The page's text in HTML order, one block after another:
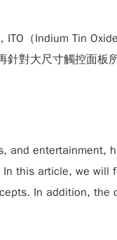
（Indium Tin
針對大尺寸觸控面板
and entertainment,
this article, we will
In addition, the